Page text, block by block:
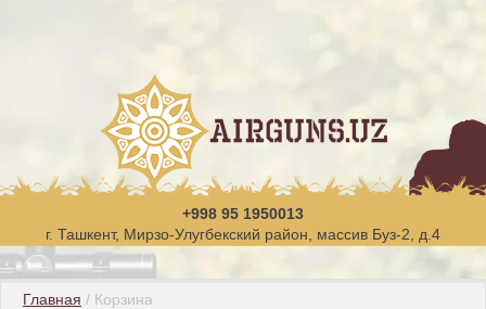
+998 95 1950013
г. Ташкент, Мирзо-Улугбекский район, массив Буз-2, д.4
Главная / Корзина